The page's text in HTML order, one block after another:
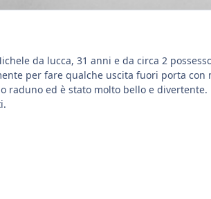
da lucca, 31 anni e da circa 2
per fare qualche uscita fuori porta con
raduno ed è stato molto bello e divertente.